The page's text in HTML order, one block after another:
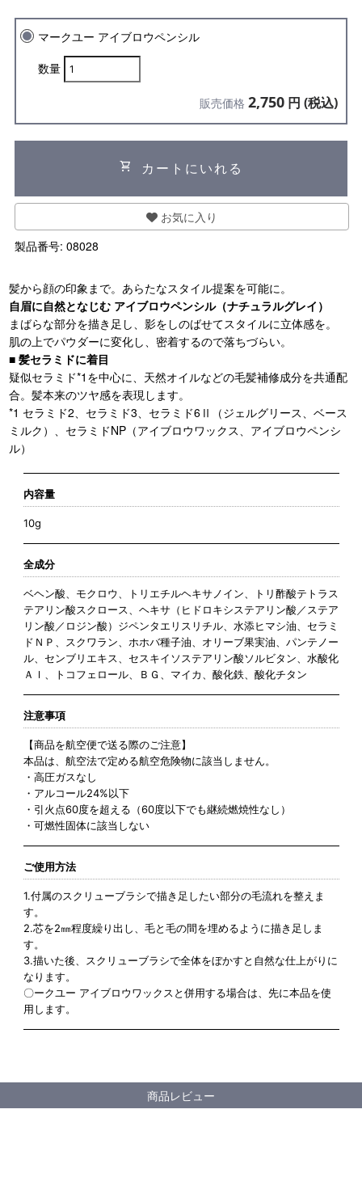
マークユー アイブロウペンシル
数量
販売価格 2,750 円 (税込)
shopping_cart カートにいれる
お気に入り
製品番号: 08028
髪から顔の印象まで。あらたなスタイル提案を可能に。
自眉に自然となじむ アイブロウペンシル（ナチュラルグレイ）
まばらな部分を描き足し、影をしのばせてスタイルに立体感を。
肌の上でパウダーに変化し、密着するので落ちづらい。
■ 髪セラミドに着目
疑似セラミド*1を中心に、天然オイルなどの毛髪補修成分を共通配
合。髪本来のツヤ感を表現します。
*1 セラミド2、セラミド3、セラミド6Ⅱ（ジェルグリース、ベース
ミルク）、セラミドNP（アイブロウワックス、アイブロウペンシ
ル）
内容量
10g
全成分
ベヘン酸、モクロウ、トリエチルヘキサノイン、トリ酢酸テトラス
テアリン酸スクロース、ヘキサ（ヒドロキシステアリン酸／ステア
リン酸／ロジン酸）ジペンタエリスリチル、水添ヒマシ油、セラミ
ドＮＰ、スクワラン、ホホバ種子油、オリーブ果実油、パンテノー
ル、センブリエキス、セスキイソステアリン酸ソルビタン、水酸化
Ａｌ、トコフェロール、ＢＧ、マイカ、酸化鉄、酸化チタン
注意事項
【商品を航空便で送る際のご注意】
本品は、航空法で定める航空危険物に該当しません。
・高圧ガスなし
・アルコール24%以下
・引火点60度を超える（60度以下でも継続燃焼性なし）
・可燃性固体に該当しない
ご使用方法
1.付属のスクリューブラシで描き足したい部分の毛流れを整えま
す。
2.芯を2㎜程度繰り出し、毛と毛の間を埋めるように描き足しま
す。
3.描いた後、スクリューブラシで全体をぼかすと自然な仕上がりに
なります。
〇ークユー アイブロウワックスと併用する場合は、先に本品を使
用します。
商品レビュー